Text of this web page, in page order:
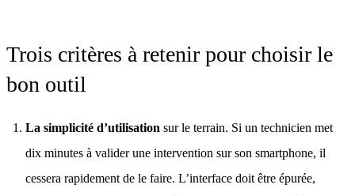
Trois critères à retenir pour choisir le
bon outil
La simplicité d’utilisation sur le terrain. Si un technicien met
dix minutes à valider une intervention sur son smartphone, il
cessera rapidement de le faire. L’interface doit être épurée,